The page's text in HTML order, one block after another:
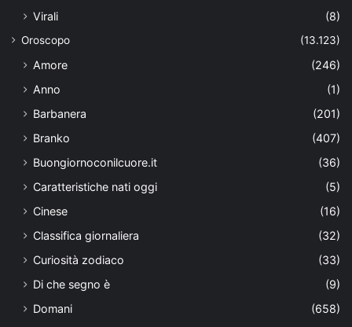
Virali
(8)
Oroscopo (13.123)
Amore
(246)
Anno
(1)
Barbanera
(201)
Branko
(407)
Buongiornoconilcuore.it
(36)
Caratteristiche nati oggi
(5)
Cinese
(16)
Classifica giornaliera
(32)
Curiosità zodiaco
(33)
Di che segno è
(9)
Domani
(658)